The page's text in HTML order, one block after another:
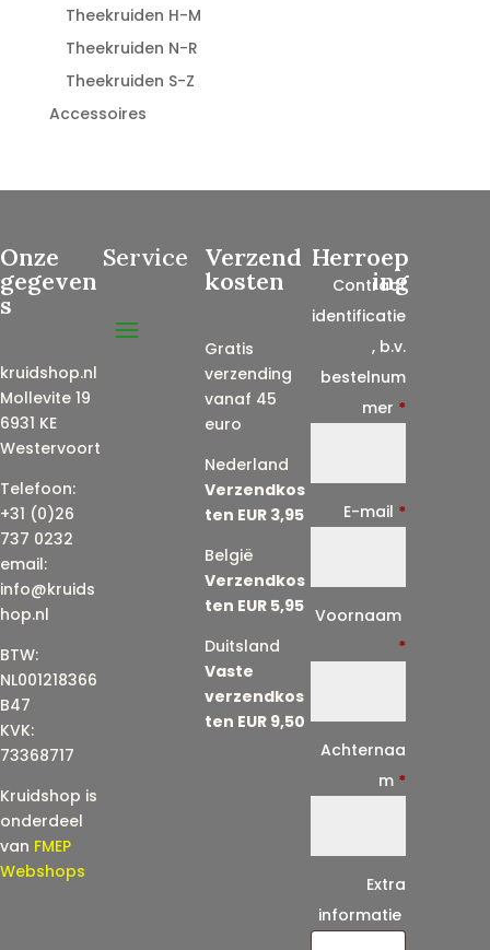
Theekruiden H-M
Theekruiden N-R
Theekruiden S-Z
Accessoires
Onze
gegeven
s
kruidshop.nl
Mollevite 19
6931 KE
Westervoort
Telefoon:
+31 (0)26
737 0232
email:
info@kruids
hop.nl
BTW:
NL001218366
B47
KVK:
73368717
Kruidshop is
onderdeel
van FMEP
Webshops
Service Verzend
kosten
Gratis
verzending
vanaf 45
euro
Nederland
Verzendkos
ten EUR 3,95
België
Verzendkos
ten EUR 5,95
Duitsland
Vaste
verzendkos
ten EUR 9,50
Herroep
ing
Contract
identificatie
, b.v.
bestelnum
mer *
E-mail *
Voornaam
*
Achternaa
m *
Extra
informatie